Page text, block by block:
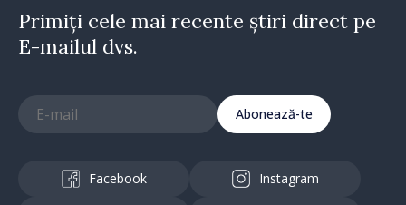
Primiți cele mai recente știri direct pe
E-mailul dvs.
Abonează-te
Facebook Instagram